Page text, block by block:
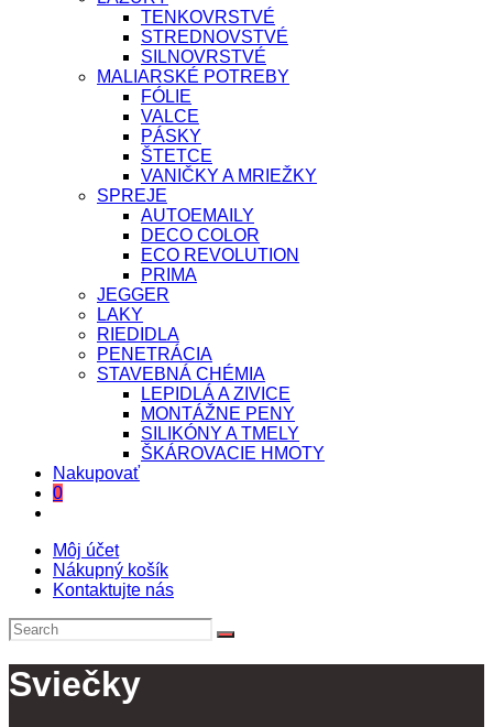
TENKOVRSTVÉ
STREDNOVSTVÉ
SILNOVRSTVÉ
MALIARSKÉ POTREBY
FÓLIE
VALCE
PÁSKY
ŠTETCE
VANIČKY A MRIEŽKY
SPREJE
AUTOEMAILY
DECO COLOR
ECO REVOLUTION
PRIMA
JEGGER
LAKY
RIEDIDLA
PENETRÁCIA
STAVEBNÁ CHÉMIA
LEPIDLÁ A ZIVICE
MONTÁŽNE PENY
SILIKÓNY A TMELY
ŠKÁROVACIE HMOTY
Nakupovať
0
search
Môj účet
Nákupný košík
Kontaktujte nás
Sviečky